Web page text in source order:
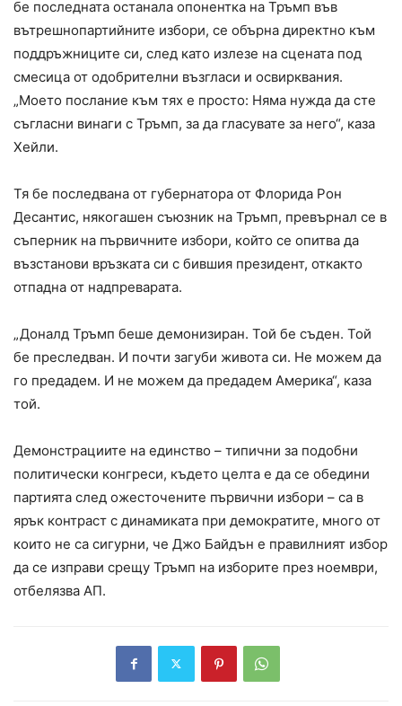
бе последната останала опонентка на Тръмп във
вътрешнопартийните избори, се обърна директно към
поддръжниците си, след като излезе на сцената под
смесица от одобрителни възгласи и освирквания.
„Моето послание към тях е просто: Няма нужда да сте
съгласни винаги с Тръмп, за да гласувате за него“, каза
Хейли.
Тя бе последвана от губернатора от Флорида Рон
Десантис, някогашен съюзник на Тръмп, превърнал се в
съперник на първичните избори, който се опитва да
възстанови връзката си с бившия президент, откакто
отпадна от надпреварата.
„Доналд Тръмп беше демонизиран. Той бе съден. Той
бе преследван. И почти загуби живота си. Не можем да
го предадем. И не можем да предадем Америка“, каза
той.
Демонстрациите на единство – типични за подобни
политически конгреси, където целта е да се обедини
партията след ожесточените първични избори – са в
ярък контраст с динамиката при демократите, много от
които не са сигурни, че Джо Байдън е правилният избор
да се изправи срещу Тръмп на изборите през ноември,
отбелязва АП.